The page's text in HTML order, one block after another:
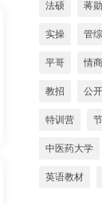
法硕 蒋勋
实操 管综
平哥 情商
教招 公
特训营
中医药大学
英语教材